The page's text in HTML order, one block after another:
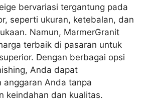
bervariasi tergantung pada
seperti ukuran, ketebalan, dan
Namun, MarmerGranit
terbaik di pasaran untuk
Dengan berbagai opsi
Anda dapat
anggaran Anda tanpa
keindahan dan kualitas.